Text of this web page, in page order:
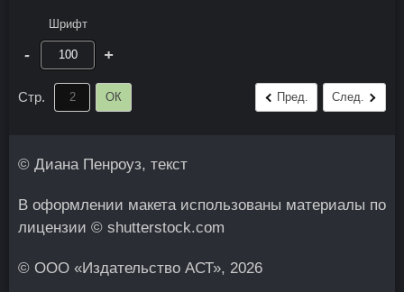
Шрифт
- +
Стр. ОК Пред. След.
© Диана Пенроуз, текст
В оформлении макета использованы материалы по
лицензии © shutterstock.com
© ООО «Издательство АСТ», 2026